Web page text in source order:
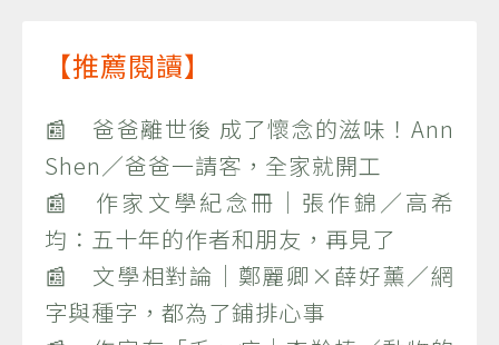
【推薦閱讀】
📰 爸爸離世後 成了懷念的滋味！Ann
Shen／爸爸一請客，全家就開工
📰 作家文學紀念冊｜張作錦／高希
均：五十年的作者和朋友，再見了
📰 文學相對論｜鄭麗卿×薛好薰／網
字與種字，都為了鋪排心事